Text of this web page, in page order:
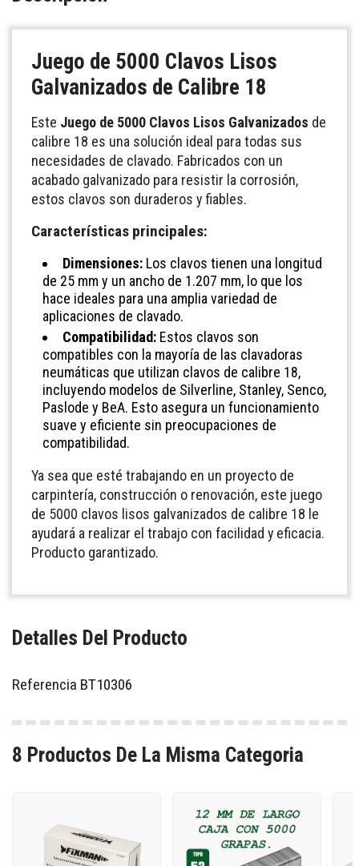
Juego de 5000 Clavos Lisos
Galvanizados de Calibre 18
Este Juego de 5000 Clavos Lisos Galvanizados de
calibre 18 es una solución ideal para todas sus
necesidades de clavado. Fabricados con un
acabado galvanizado para resistir la corrosión,
estos clavos son duraderos y fiables.
Características principales:
Dimensiones: Los clavos tienen una longitud
de 25 mm y un ancho de 1.207 mm, lo que los
hace ideales para una amplia variedad de
aplicaciones de clavado.
Compatibilidad: Estos clavos son
compatibles con la mayoría de las clavadoras
neumáticas que utilizan clavos de calibre 18,
incluyendo modelos de Silverline, Stanley, Senco,
Paslode y BeA. Esto asegura un funcionamiento
suave y eficiente sin preocupaciones de
compatibilidad.
Ya sea que esté trabajando en un proyecto de
carpintería, construcción o renovación, este juego
de 5000 clavos lisos galvanizados de calibre 18 le
ayudará a realizar el trabajo con facilidad y eficacia.
Producto garantizado.
Detalles Del Producto
Referencia BT10306
8 Productos De La Misma Categoria